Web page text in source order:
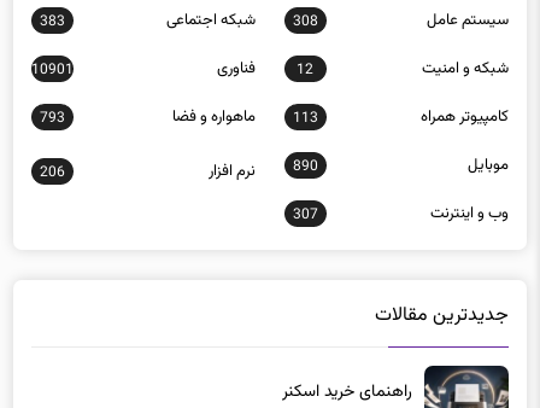
شبكه و امنيت 12 فناوری 10901
كامپيوتر همراه 113 ماهواره و فضا 793
موبايل 890
206
وب و اينترنت 307
راهنمای خرید اسکنر
1 هفته پیش